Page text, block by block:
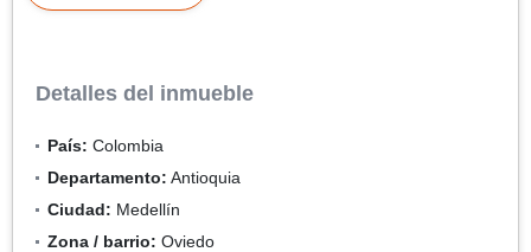
Detalles del inmueble
País: Colombia
Departamento: Antioquia
Ciudad: Medellín
Zona / barrio: Oviedo